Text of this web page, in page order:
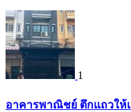
1
อาคารพาณิชย์ ตึกแถวให้